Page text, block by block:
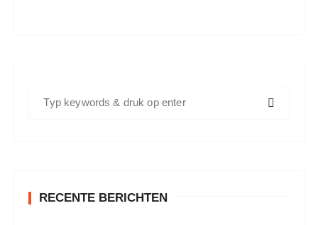
RECENTE BERICHTEN